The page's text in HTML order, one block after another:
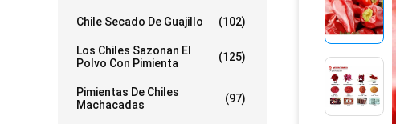
Chile Secado De Guajillo (102)
Los Chiles Sazonan El
Polvo Con Pimienta
(125)
Pimientas De Chiles
Machacadas
(97)